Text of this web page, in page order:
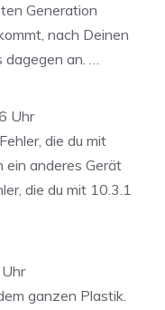
Generation
nach Deinen
dagegen an. …
Uhr
die du mit
ein anderes Gerät
die du mit 10.3.1
ganzen Plastik.